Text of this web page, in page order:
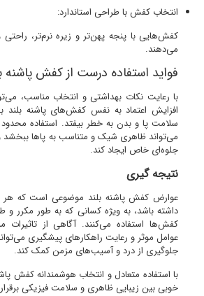
انتخاب کفش با طراحی استاندارد:
کفش‌هایی با پنجه پهن‌تر و زیره نرم‌تر،
می‌دهند.
فواید استفاده درست از کفش پاشنه
با رعایت نکات بهداشتی و انتخاب مناسب،
افزایش اعتماد به نفس کفش‌های پاشنه بلند
سلامت پا و بدن به خطر بیفتد. استفاده
می‌تواند ظاهری شیک و متناسب به پاها
جلوه‌ای خاص ایجاد کند.
نتیجه گیری
عوارض کفش پاشنه بلند موضوعی است که هر
داشته باشد، به ویژه کسانی که به طور مکرر و
کفش‌ها استفاده می‌کنند. آگاهی از تاثیرات
عوامل موثر و رعایت راهکارهای پیشگیری
جلوگیری از درد و آسیب‌های مزمن کمک کند.
با استفاده متعادل و انتخاب هوشمندانه کفش
خوبی بین زیبایی ظاهری و سلامت فیزیکی